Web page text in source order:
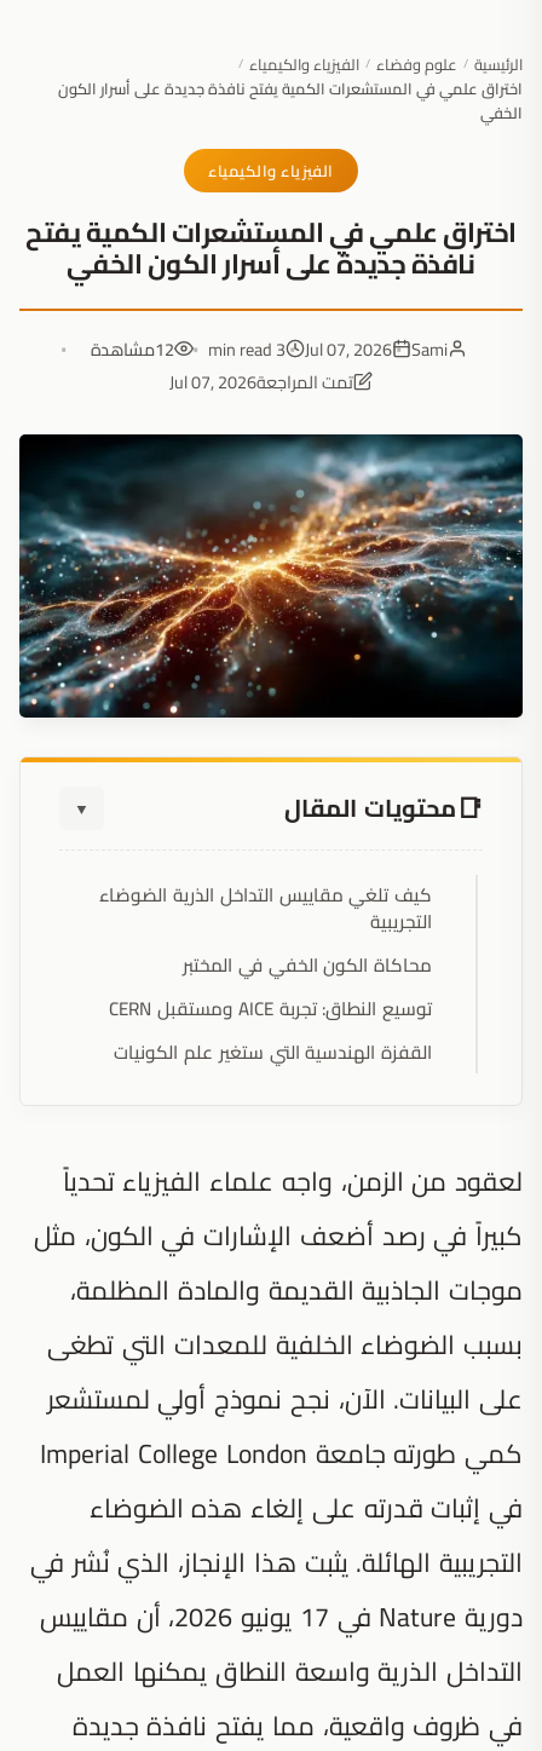
الرئيسية / علوم وفضاء / الفيزياء والكيمياء /
اختراق علمي في المستشعرات الكمية يفتح نافذة جديدة على أسرار الكون
الخفي
الفيزياء والكيمياء
اختراق علمي في المستشعرات الكمية يفتح
نافذة جديدة على أسرار الكون الخفي
Sami
Jul 07, 2026
3 min read
12مشاهدة
تمت المراجعةJul 07, 2026
محتويات المقال ▼
كيف تلغي مقاييس التداخل الذرية الضوضاء
التجريبية
محاكاة الكون الخفي في المختبر
توسيع النطاق: تجربة AICE ومستقبل CERN
القفزة الهندسية التي ستغير علم الكونيات
لعقود من الزمن، واجه علماء الفيزياء تحدياً
كبيراً في رصد أضعف الإشارات في الكون، مثل
موجات الجاذبية القديمة والمادة المظلمة،
بسبب الضوضاء الخلفية للمعدات التي تطغى
على البيانات. الآن، نجح نموذج أولي لمستشعر
كمي طورته جامعة Imperial College London
في إثبات قدرته على إلغاء هذه الضوضاء
التجريبية الهائلة. يثبت هذا الإنجاز، الذي نُشر في
دورية Nature في 17 يونيو 2026، أن مقاييس
التداخل الذرية واسعة النطاق يمكنها العمل
في ظروف واقعية، مما يفتح نافذة جديدة